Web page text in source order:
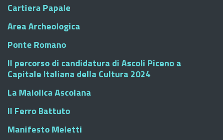
Cartiera Papale
Area Archeologica
Ponte Romano
Il percorso di candidatura di Ascoli Piceno a
Capitale Italiana della Cultura 2024
La Maiolica Ascolana
Il Ferro Battuto
Manifesto Meletti